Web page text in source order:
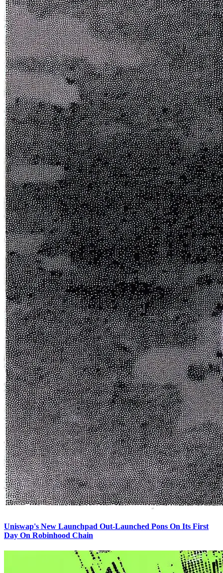
Uniswap's New Launchpad Out-Launched Pons On Its First
Day On Robinhood Chain